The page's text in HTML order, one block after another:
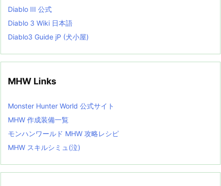
Diablo III 公式
Diablo 3 Wiki 日本語
Diablo3 Guide jP (犬小屋)
MHW Links
Monster Hunter World 公式サイト
MHW 作成装備一覧
モンハンワールド MHW 攻略レシピ
MHW スキルシミュ(泣)